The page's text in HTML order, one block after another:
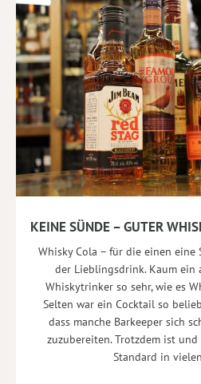
KEINE SÜNDE – GUTER
Whisky Cola – für die einen eine
der Lieblingsdrink. Kaum ein
Whiskytrinker so sehr, wie es
Selten war ein Cocktail so
dass manche Barkeeper sich
zuzubereiten. Trotzdem ist
Standard in